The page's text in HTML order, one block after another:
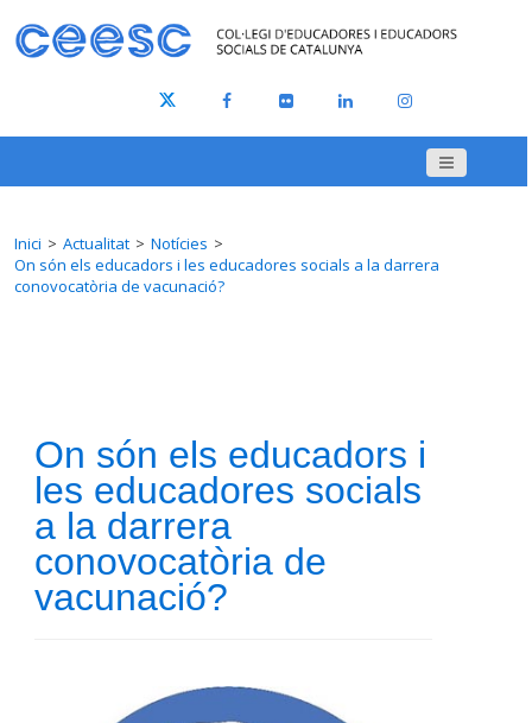
Inici Actualitat
Notícies
On són els educadors i les educadores socials a la darrera
conovocatòria de vacunació?
On són els educadors i
les educadores socials
a la darrera
conovocatòria de
vacunació?